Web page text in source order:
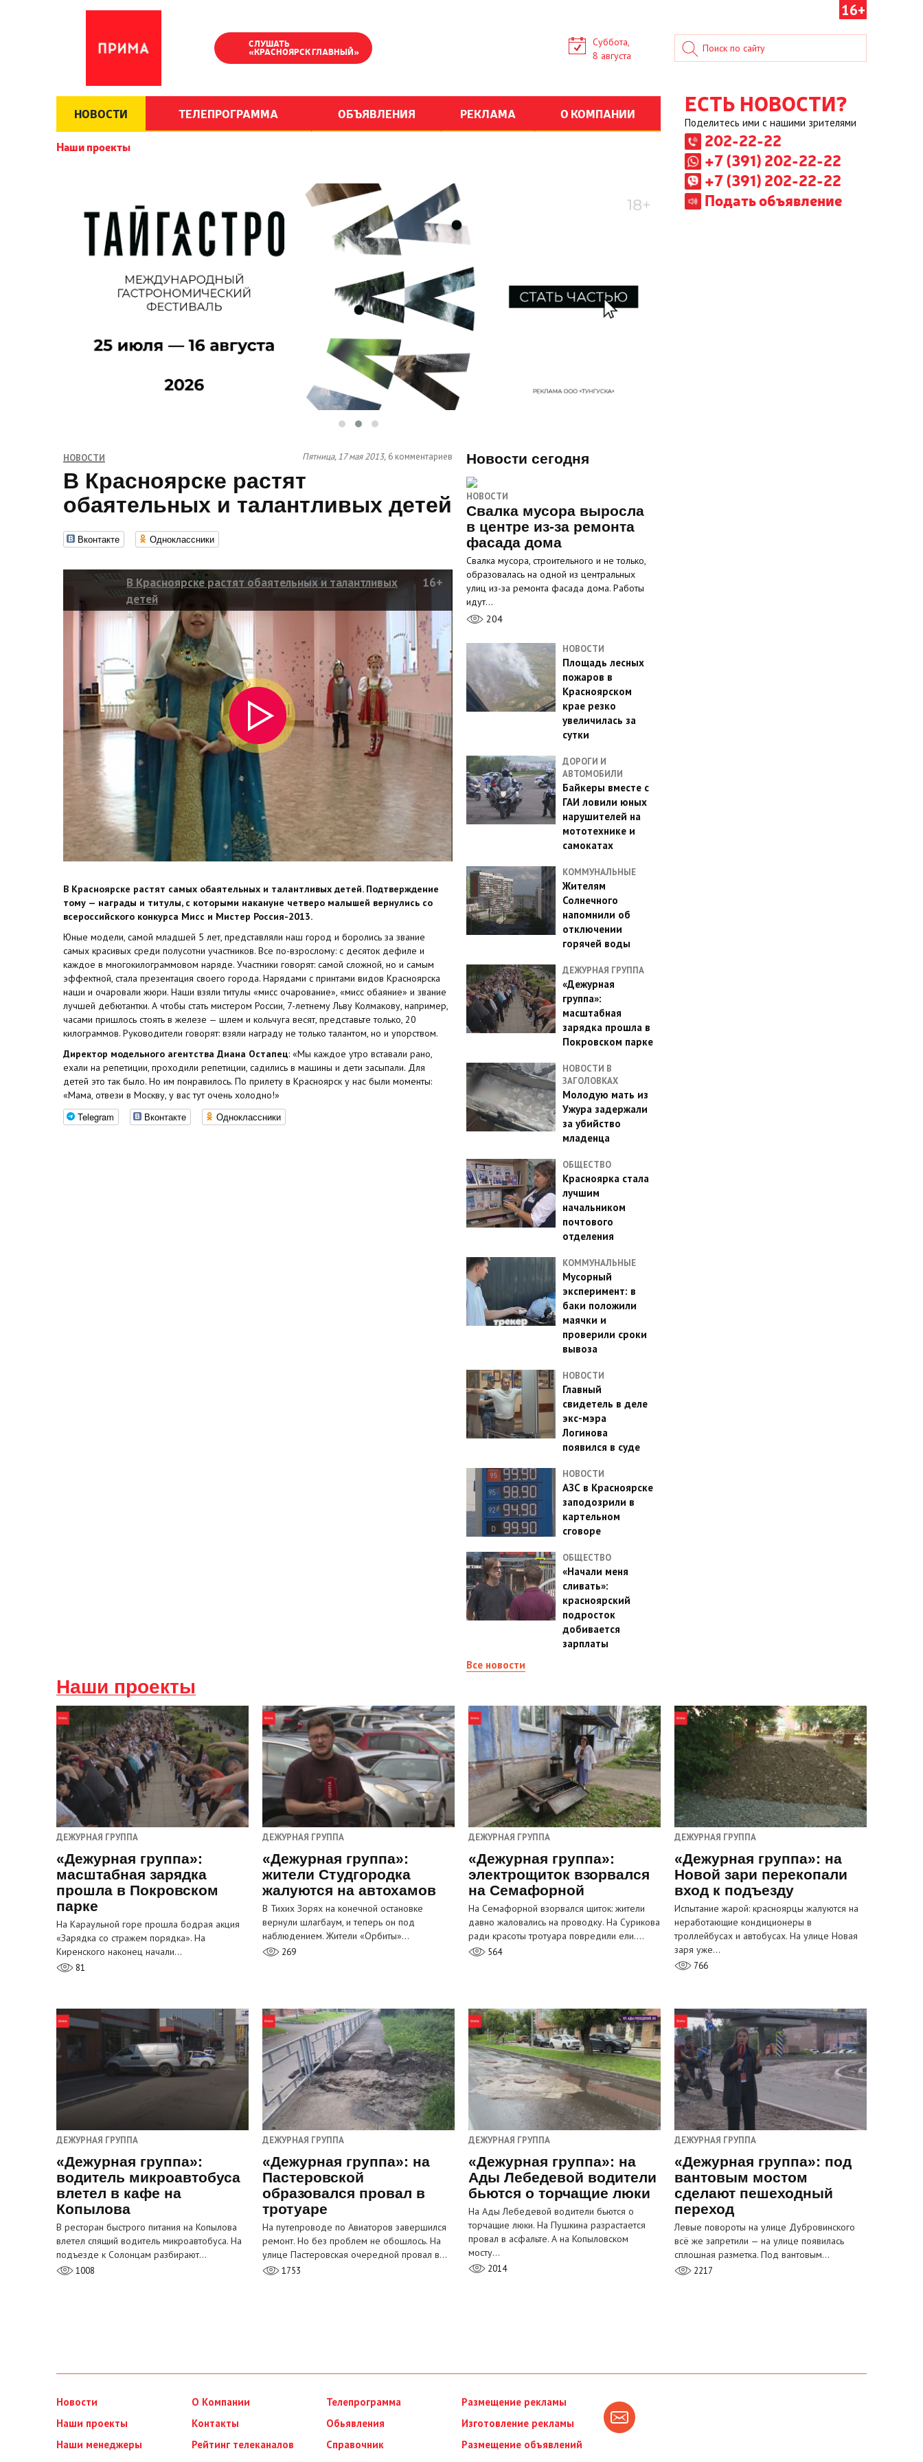
16+
СЛУШАТЬ
«КРАСНОЯРСК ГЛАВНЫЙ»
Суббота,
8 августа
НОВОСТИ ТЕЛЕПРОГРАММА ОБЪЯВЛЕНИЯ РЕКЛАМА О КОМПАНИИ
Наши проекты
ЕСТЬ НОВОСТИ?
Поделитесь ими с нашими зрителями
202-22-22
+7 (391) 202-22-22
+7 (391) 202-22-22
Подать объявление
НОВОСТИ Пятница, 17 мая 2013, 6 комментариев
В Красноярске растят
обаятельных и талантливых детей
Вконтакте Одноклассники
В Красноярске растят обаятельных и талантливых
детей
16+
В Красноярске растят самых обаятельных и талантливых детей. Подтверждение
тому — награды и титулы, с которыми накануне четверо малышей вернулись со
всероссийского конкурса Мисс и Мистер Россия-2013.
Юные модели, самой младшей 5 лет, представляли наш город и боролись за звание
самых красивых среди полусотни участников. Все по-взрослому: с десяток дефиле и
каждое в многокилограммовом наряде. Участники говорят: самой сложной, но и самым
эффектной, стала презентация своего города. Нарядами с принтами видов Красноярска
наши и очаровали жюри. Наши взяли титулы «мисс очарование», «мисс обаяние» и звание
лучшей дебютантки. А чтобы стать мистером России, 7-летнему Льву Колмакову, например,
часами пришлось стоять в железе — шлем и кольчуга весят, представьте только, 20
килограммов. Руководители говорят: взяли награду не только талантом, но и упорством.
Директор модельного агентства Диана Остапец: «Мы каждое утро вставали рано,
ехали на репетиции, проходили репетиции, садились в машины и дети засыпали. Для
детей это так было. Но им понравилось. По прилету в Красноярск у нас были моменты:
«Мама, отвези в Москву, у вас тут очень холодно!»
Telegram Вконтакте Одноклассники
Новости сегодня
НОВОСТИ
Свалка мусора выросла
в центре из-за ремонта
фасада дома
Свалка мусора, строительного и не только,
образовалась на одной из центральных
улиц из-за ремонта фасада дома. Работы
идут…
204
НОВОСТИ
Площадь лесных
пожаров в
Красноярском
крае резко
увеличилась за
сутки
ДОРОГИ И
АВТОМОБИЛИ
Байкеры вместе с
ГАИ ловили юных
нарушителей на
мототехнике и
самокатах
КОММУНАЛЬНЫЕ
Жителям
Солнечного
напомнили об
отключении
горячей воды
ДЕЖУРНАЯ ГРУППА
«Дежурная
группа»:
масштабная
зарядка прошла в
Покровском парке
НОВОСТИ В
ЗАГОЛОВКАХ
Молодую мать из
Ужура задержали
за убийство
младенца
ОБЩЕСТВО
Красноярка стала
лучшим
начальником
почтового
отделения
КОММУНАЛЬНЫЕ
Мусорный
эксперимент: в
баки положили
маячки и
проверили сроки
вывоза
НОВОСТИ
Главный
свидетель в деле
экс-мэра
Логинова
появился в суде
НОВОСТИ
АЗС в Красноярске
заподозрили в
картельном
сговоре
ОБЩЕСТВО
«Начали меня
сливать»:
красноярский
подросток
добивается
зарплаты
Все новости
Наши проекты
ДЕЖУРНАЯ ГРУППА
«Дежурная группа»:
масштабная зарядка
прошла в Покровском
парке
На Караульной горе прошла бодрая акция
«Зарядка со стражем порядка». На
Киренского наконец начали…
81
ДЕЖУРНАЯ ГРУППА
«Дежурная группа»:
жители Студгородка
жалуются на автохамов
В Тихих Зорях на конечной остановке
вернули шлагбаум, и теперь он под
наблюдением. Жители «Орбиты»…
269
ДЕЖУРНАЯ ГРУППА
«Дежурная группа»:
электрощиток взорвался
на Семафорной
На Семафорной взорвался щиток: жители
давно жаловались на проводку. На Сурикова
ради красоты тротуара повредили ели.…
564
ДЕЖУРНАЯ ГРУППА
«Дежурная группа»: на
Новой зари перекопали
вход к подъезду
Испытание жарой: красноярцы жалуются на
неработающие кондиционеры в
троллейбусах и автобусах. На улице Новая
заря уже…
766
ДЕЖУРНАЯ ГРУППА
«Дежурная группа»:
водитель микроавтобуса
влетел в кафе на
Копылова
В ресторан быстрого питания на Копылова
влетел спящий водитель микроавтобуса. На
подъезде к Солонцам разбирают…
1008
ДЕЖУРНАЯ ГРУППА
«Дежурная группа»: на
Пастеровской
образовался провал в
тротуаре
На путепроводе по Авиаторов завершился
ремонт. Но без проблем не обошлось. На
улице Пастеровская очередной провал в…
1753
ДЕЖУРНАЯ ГРУППА
«Дежурная группа»: на
Ады Лебедевой водители
бьются о торчащие люки
На Ады Лебедевой водители бьются о
торчащие люки. На Пушкина разрастается
провал в асфальте. А на Копыловском
мосту…
2014
ДЕЖУРНАЯ ГРУППА
«Дежурная группа»: под
вантовым мостом
сделают пешеходный
переход
Левые повороты на улице Дубровинского
всё же запретили — на улице появилась
сплошная разметка. Под вантовым…
2217
Новости
Наши проекты
Наши менеджеры
О Компании
Контакты
Рейтинг телеканалов
Телепрограмма
Обьявления
Справочник
Размещение рекламы
Изготовление рекламы
Размещение объявлений